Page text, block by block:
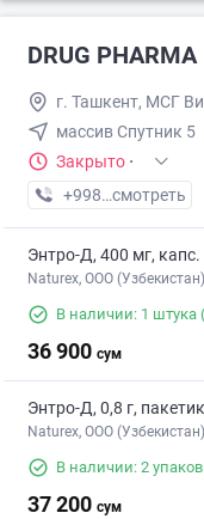
DRUG PHARMA
г. Ташкент, МСГ
массив Спутник 5
Закрыто ·
+998 (77) XXX-XX-
смотреть
Энтро-Д, 400 мг,
Naturex, OOO (Узбекистан)
В наличии: 1 штука
36 900 сум
Энтро-Д, 0,8 г,
Naturex, OOO (Узбекистан)
В наличии: 2
37 200 сум